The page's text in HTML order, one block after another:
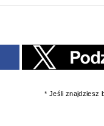
* Jeśli znajdziesz